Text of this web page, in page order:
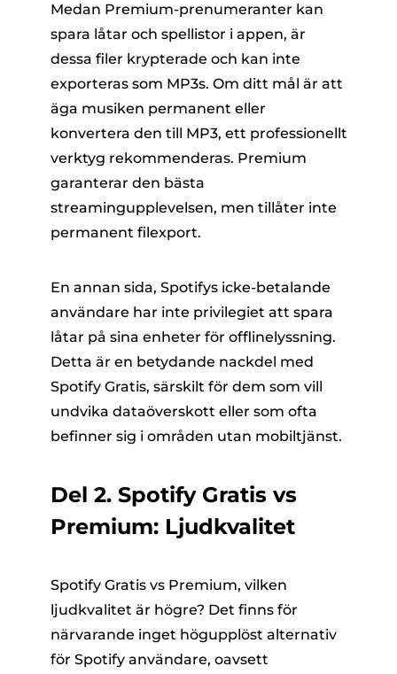
Medan Premium-prenumeranter kan
spara låtar och spellistor i appen, är
dessa filer krypterade och kan inte
exporteras som MP3s. Om ditt mål är att
äga musiken permanent eller
konvertera den till MP3, ett professionellt
verktyg rekommenderas. Premium
garanterar den bästa
streamingupplevelsen, men tillåter inte
permanent filexport.
En annan sida, Spotifys icke-betalande
användare har inte privilegiet att spara
låtar på sina enheter för offlinelyssning.
Detta är en betydande nackdel med
Spotify Gratis, särskilt för dem som vill
undvika dataöverskott eller som ofta
befinner sig i områden utan mobiltjänst.
Del 2. Spotify Gratis vs
Premium: Ljudkvalitet
Spotify Gratis vs Premium, vilken
ljudkvalitet är högre? Det finns för
närvarande inget högupplöst alternativ
för Spotify användare, oavsett